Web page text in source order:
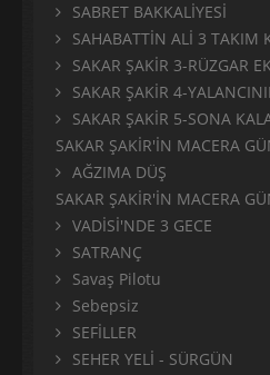
SABRET BAKKALİYESİ
SAHABATTİN ALİ 3 TAKIM
SAKAR ŞAKİR 3-RÜZGAR
SAKAR ŞAKİR 4-
SAKAR ŞAKİR 5-SONA
SAKAR ŞAKİR'İN MACERA
AĞZIMA DÜŞ
SAKAR ŞAKİR'İN MACERA
VADİSİ'NDE 3 GECE
SATRANÇ
Savaş Pilotu
Sebepsiz
SEFİLLER
SEHER YELİ - SÜRGÜN